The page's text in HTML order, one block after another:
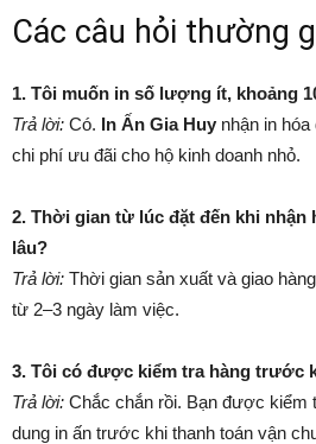
Các câu hỏi thường
1. Tôi muốn in số lượng ít, khoảng
Trả lời: Có. In Ấn Gia Huy nhận in
chi phí ưu đãi cho hộ kinh doanh nhỏ.
2. Thời gian từ lúc đặt đến khi nhận
lâu?
Trả lời: Thời gian sản xuất và giao
từ 2–3 ngày làm việc.
3. Tôi có được kiểm tra hàng trước
Trả lời: Chắc chắn rồi. Bạn được kiểm
dung in ấn trước khi thanh toán vận